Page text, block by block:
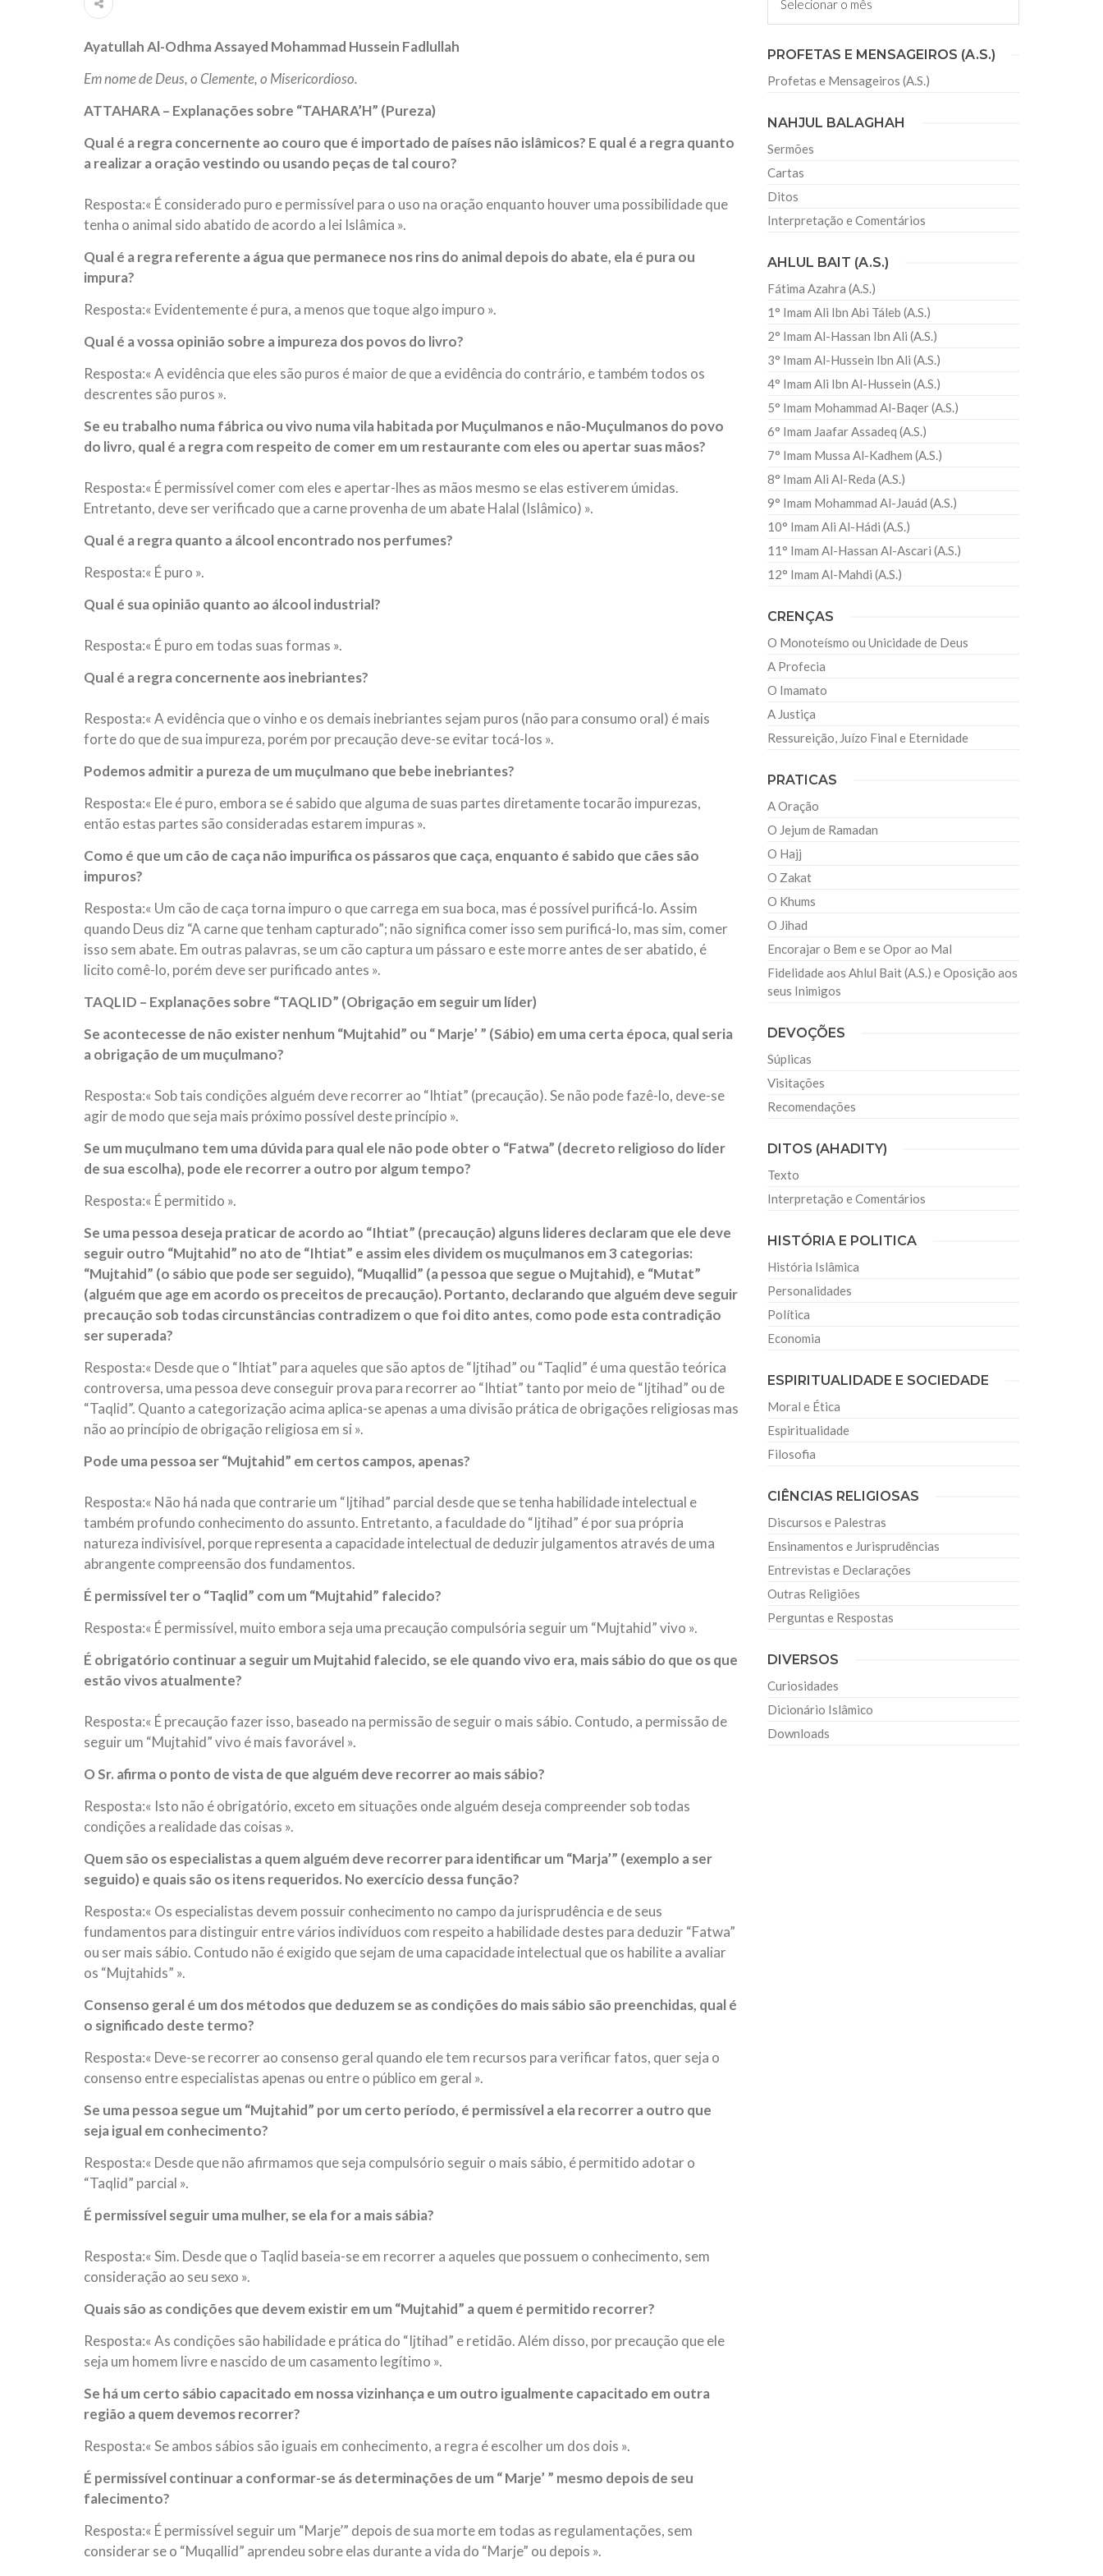
Hejrita. Desejamos a todos os irmãos e irmãs um novo
10 DE NOVEMBRO DE 2013
Em nome de Deus, o Clemente, o Misericordioso! Diante da data em que
Hussein Ibn Ali Ibn Abi Táleb (A.S.), conhecido por “Zein Al-Ábidin” (Formosura
Centro Islâmico no Brasil recebe o ex-ministro das
Na noite da quinta-feira, 03 de Abril, o Centro Islâmico no Brasil recebeu em sua
sede, em São Paulo, o ex-ministro das Relações Exteriores da República Islâmica
do Irã, Sr. Kamal Kharrazi, que encontra-se visitando
Ayatullah Al-Odhma Assayed Mohammad Hussein Fadlullah
Em nome de Deus, o Clemente, o Misericordioso.
ATTAHARA – Explanações sobre “TAHARA’H” (Pureza)
Qual é a regra concernente ao couro que é importado de países não islâmicos? E qual é a regra quanto
a realizar a oração vestindo ou usando peças de tal couro?
Resposta:« É considerado puro e permissível para o uso na oração enquanto houver uma possibilidade que
tenha o animal sido abatido de acordo a lei Islâmica ».
Qual é a regra referente a água que permanece nos rins do animal depois do abate, ela é pura ou
impura?
Resposta:« Evidentemente é pura, a menos que toque algo impuro ».
Qual é a vossa opinião sobre a impureza dos povos do livro?
Resposta:« A evidência que eles são puros é maior de que a evidência do contrário, e também todos os
descrentes são puros ».
Se eu trabalho numa fábrica ou vivo numa vila habitada por Muçulmanos e não-Muçulmanos do povo
do livro, qual é a regra com respeito de comer em um restaurante com eles ou apertar suas mãos?
Resposta:« É permissível comer com eles e apertar-lhes as mãos mesmo se elas estiverem úmidas.
Entretanto, deve ser verificado que a carne provenha de um abate Halal (Islâmico) ».
Qual é a regra quanto a álcool encontrado nos perfumes?
Resposta:« É puro ».
Qual é sua opinião quanto ao álcool industrial?
Resposta:« É puro em todas suas formas ».
Qual é a regra concernente aos inebriantes?
Resposta:« A evidência que o vinho e os demais inebriantes sejam puros (não para consumo oral) é mais
forte do que de sua impureza, porém por precaução deve-se evitar tocá-los ».
Podemos admitir a pureza de um muçulmano que bebe inebriantes?
Resposta:« Ele é puro, embora se é sabido que alguma de suas partes diretamente tocarão impurezas,
então estas partes são consideradas estarem impuras ».
Como é que um cão de caça não impurifica os pássaros que caça, enquanto é sabido que cães são
impuros?
Resposta:« Um cão de caça torna impuro o que carrega em sua boca, mas é possível purificá-lo. Assim
quando Deus diz “A carne que tenham capturado”; não significa comer isso sem purificá-lo, mas sim, comer
isso sem abate. Em outras palavras, se um cão captura um pássaro e este morre antes de ser abatido, é
licito comê-lo, porém deve ser purificado antes ».
TAQLID – Explanações sobre “TAQLID” (Obrigação em seguir um líder)
Se acontecesse de não exister nenhum “Mujtahid” ou “ Marje’ ” (Sábio) em uma certa época, qual seria
a obrigação de um muçulmano?
Resposta:« Sob tais condições alguém deve recorrer ao “Ihtiat” (precaução). Se não pode fazê-lo, deve-se
agir de modo que seja mais próximo possível deste princípio ».
Se um muçulmano tem uma dúvida para qual ele não pode obter o “Fatwa” (decreto religioso do líder
de sua escolha), pode ele recorrer a outro por algum tempo?
Resposta:« É permitido ».
Se uma pessoa deseja praticar de acordo ao “Ihtiat” (precaução) alguns lideres declaram que ele deve
seguir outro “Mujtahid” no ato de “Ihtiat” e assim eles dividem os muçulmanos em 3 categorias:
“Mujtahid” (o sábio que pode ser seguido), “Muqallid” (a pessoa que segue o Mujtahid), e “Mutat”
(alguém que age em acordo os preceitos de precaução). Portanto, declarando que alguém deve seguir
precaução sob todas circunstâncias contradizem o que foi dito antes, como pode esta contradição
ser superada?
Resposta:« Desde que o “Ihtiat” para aqueles que são aptos de “Ijtihad” ou “Taqlid” é uma questão teórica
controversa, uma pessoa deve conseguir prova para recorrer ao “Ihtiat” tanto por meio de “Ijtihad” ou de
“Taqlid”. Quanto a categorização acima aplica-se apenas a uma divisão prática de obrigações religiosas mas
não ao princípio de obrigação religiosa em si ».
Pode uma pessoa ser “Mujtahid” em certos campos, apenas?
Resposta:« Não há nada que contrarie um “Ijtihad” parcial desde que se tenha habilidade intelectual e
também profundo conhecimento do assunto. Entretanto, a faculdade do “Ijtihad” é por sua própria
natureza indivisível, porque representa a capacidade intelectual de deduzir julgamentos através de uma
abrangente compreensão dos fundamentos.
É permissível ter o “Taqlid” com um “Mujtahid” falecido?
Resposta:« É permissível, muito embora seja uma precaução compulsória seguir um “Mujtahid” vivo ».
É obrigatório continuar a seguir um Mujtahid falecido, se ele quando vivo era, mais sábio do que os que
estão vivos atualmente?
Resposta:« É precaução fazer isso, baseado na permissão de seguir o mais sábio. Contudo, a permissão de
seguir um “Mujtahid” vivo é mais favorável ».
O Sr. afirma o ponto de vista de que alguém deve recorrer ao mais sábio?
Resposta:« Isto não é obrigatório, exceto em situações onde alguém deseja compreender sob todas
condições a realidade das coisas ».
Quem são os especialistas a quem alguém deve recorrer para identificar um “Marja’” (exemplo a ser
seguido) e quais são os itens requeridos. No exercício dessa função?
Resposta:« Os especialistas devem possuir conhecimento no campo da jurisprudência e de seus
fundamentos para distinguir entre vários indivíduos com respeito a habilidade destes para deduzir “Fatwa”
ou ser mais sábio. Contudo não é exigido que sejam de uma capacidade intelectual que os habilite a avaliar
os “Mujtahids” ».
Consenso geral é um dos métodos que deduzem se as condições do mais sábio são preenchidas, qual é
o significado deste termo?
Resposta:« Deve-se recorrer ao consenso geral quando ele tem recursos para verificar fatos, quer seja o
consenso entre especialistas apenas ou entre o público em geral ».
Se uma pessoa segue um “Mujtahid” por um certo período, é permissível a ela recorrer a outro que
seja igual em conhecimento?
Resposta:« Desde que não afirmamos que seja compulsório seguir o mais sábio, é permitido adotar o
“Taqlid” parcial ».
É permissível seguir uma mulher, se ela for a mais sábia?
Resposta:« Sim. Desde que o Taqlid baseia-se em recorrer a aqueles que possuem o conhecimento, sem
consideração ao seu sexo ».
Quais são as condições que devem existir em um “Mujtahid” a quem é permitido recorrer?
Resposta:« As condições são habilidade e prática do “Ijtihad” e retidão. Além disso, por precaução que ele
seja um homem livre e nascido de um casamento legítimo ».
Se há um certo sábio capacitado em nossa vizinhança e um outro igualmente capacitado em outra
região a quem devemos recorrer?
Resposta:« Se ambos sábios são iguais em conhecimento, a regra é escolher um dos dois ».
É permissível continuar a conformar-se ás determinações de um “ Marje’ ” mesmo depois de seu
falecimento?
Resposta:« É permissível seguir um “Marje’” depois de sua morte em todas as regulamentações, sem
considerar se o “Muqallid” aprendeu sobre elas durante a vida do “Marje” ou depois ».
PROFETAS E MENSAGEIROS (A.S.)
Profetas e Mensageiros (A.S.)
NAHJUL BALAGHAH
Sermões
Cartas
Ditos
Interpretação e Comentários
AHLUL BAIT (A.S.)
Fátima Azahra (A.S.)
1° Imam Ali Ibn Abi Táleb (A.S.)
2° Imam Al-Hassan Ibn Ali (A.S.)
3° Imam Al-Hussein Ibn Ali (A.S.)
4° Imam Ali Ibn Al-Hussein (A.S.)
5° Imam Mohammad Al-Baqer (A.S.)
6° Imam Jaafar Assadeq (A.S.)
7° Imam Mussa Al-Kadhem (A.S.)
8° Imam Ali Al-Reda (A.S.)
9° Imam Mohammad Al-Jauád (A.S.)
10° Imam Ali Al-Hádi (A.S.)
11° Imam Al-Hassan Al-Ascari (A.S.)
12° Imam Al-Mahdi (A.S.)
CRENÇAS
O Monoteísmo ou Unicidade de Deus
A Profecia
O Imamato
A Justiça
Ressureição, Juízo Final e Eternidade
PRATICAS
A Oração
O Jejum de Ramadan
O Hajj
O Zakat
O Khums
O Jihad
Encorajar o Bem e se Opor ao Mal
Fidelidade aos Ahlul Bait (A.S.) e Oposição aos
seus Inimigos
DEVOÇÕES
Súplicas
Visitações
Recomendações
DITOS (AHADITY)
Texto
Interpretação e Comentários
HISTÓRIA E POLITICA
História Islâmica
Personalidades
Política
Economia
ESPIRITUALIDADE E SOCIEDADE
Moral e Ética
Espiritualidade
Filosofia
CIÊNCIAS RELIGIOSAS
Discursos e Palestras
Ensinamentos e Jurisprudências
Entrevistas e Declarações
Outras Religiões
Perguntas e Respostas
DIVERSOS
Curiosidades
Dicionário Islâmico
Downloads